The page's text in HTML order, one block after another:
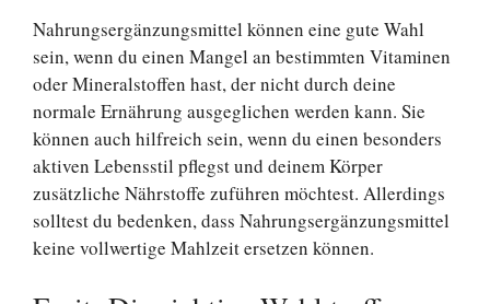
Nahrungsergänzungsmittel können eine gute Wahl
sein, wenn du einen Mangel an bestimmten Vitaminen
oder Mineralstoffen hast, der nicht durch deine
normale Ernährung ausgeglichen werden kann. Sie
können auch hilfreich sein, wenn du einen besonders
aktiven Lebensstil pflegst und deinem Körper
zusätzliche Nährstoffe zuführen möchtest. Allerdings
solltest du bedenken, dass Nahrungsergänzungsmittel
keine vollwertige Mahlzeit ersetzen können.